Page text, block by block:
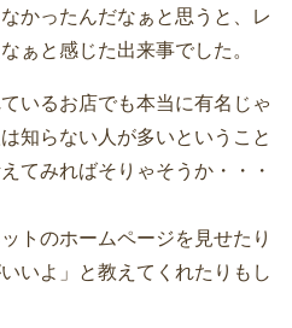
かったんだなぁと思うと、レ
ぁと感じた出来事でした。
いるお店でも本当に有名じゃ
知らない人が多いということ
てみればそりゃそうか・・・
トのホームページを見せたり
いよ」と教えてくれたりもし